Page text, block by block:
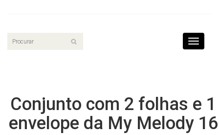
Toggle
Conjunto com 2 folhas e 1
envelope da My Melody 16